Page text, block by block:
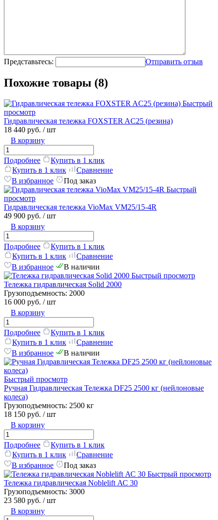
Представьтесь: Отправить отзыв
Похожие товары (8)
Быстрый
просмотр
Гидравлическая тележка FOXSTER AC25 (резина)
18 440 руб. / шт
В корзину
Подробнее
Купить в 1 клик
Купить в 1 клик
Сравнение
В избранное
Под заказ
Быстрый
просмотр
Гидравлическая тележка VioMax VM25/15-4R
49 900 руб. / шт
В корзину
Подробнее
Купить в 1 клик
Купить в 1 клик
Сравнение
В избранное
В наличии
Быстрый просмотр
Тележка гидравлическая Solid 2000
Грузоподъемность: 2000
16 000 руб. / шт
В корзину
Подробнее
Купить в 1 клик
Купить в 1 клик
Сравнение
В избранное
В наличии
Быстрый просмотр
Ручная Гидравлическая Тележка DF25 2500 кг (нейлоновые
колеса)
Грузоподъемность: 2500 кг
18 150 руб. / шт
В корзину
Подробнее
Купить в 1 клик
Купить в 1 клик
Сравнение
В избранное
Под заказ
Быстрый просмотр
Тележка гидравлическая Noblelift АС 30
Грузоподъемность: 3000
23 580 руб. / шт
В корзину